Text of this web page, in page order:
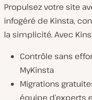
Propulsez votre site
infogéré de Kinsta,
la simplicité. Avec
Contrôle sans
MyKinsta
Migrations
équipe d’experts